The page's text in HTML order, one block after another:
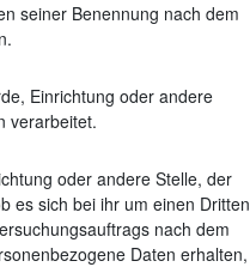
seiner Benennung nach dem
Einrichtung oder andere
verarbeitet.
oder andere Stelle, der
es sich bei ihr um einen Dritten
nach dem
Daten erhalten,